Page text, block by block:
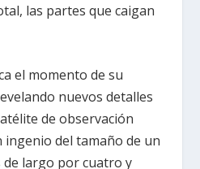
las partes que caigan
el momento de su
nuevos detalles
de observación
ingenio del tamaño de un
largo por cuatro y